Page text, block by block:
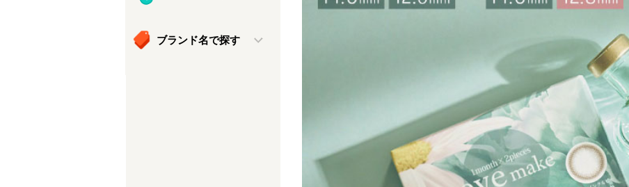
ブランド名で探す